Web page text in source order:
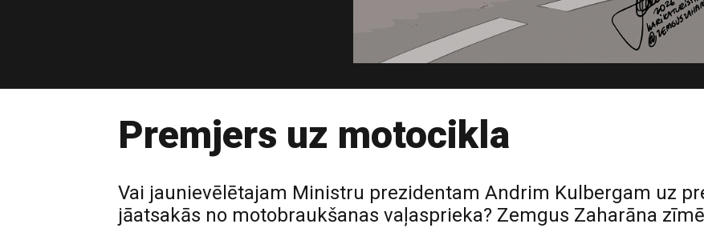
Premjers uz motocikla
Vai jaunievēlētajam Ministru prezidentam Andrim Kulbergam uz
jāatsakās no motobraukšanas vaļasprieka? Zemgus Zaharāna